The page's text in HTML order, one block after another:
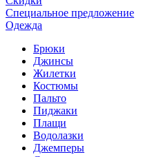
Специальное предложение
Одежда
Брюки
Джинсы
Жилетки
Костюмы
Пальто
Пиджаки
Плащи
Водолазки
Джемперы